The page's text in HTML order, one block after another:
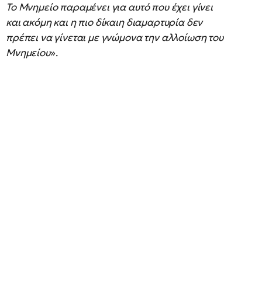
Το Μνημείο παραμένει για αυτό που έχει γίνει
και ακόμη και η πιο δίκαιη διαμαρτυρία δεν
πρέπει να γίνεται με γνώμονα την αλλοίωση του
Μνημείου».